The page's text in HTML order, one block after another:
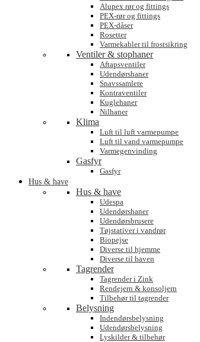
Alupex rør og fittings
PEX-rør og fittings
PEX-dåser
Rosetter
Varmekabler til frostsikring
Ventiler & stophaner
Aftapsventiler
Udendørshaner
Snavssamlere
Kontraventiler
Kuglehaner
Nilhaner
Klima
Luft til luft varmepumpe
Luft til vand varmepumpe
Varmegenvinding
Gasfyr
Gasfyr
Hus & have
Hus & have
Udespa
Udendørshaner
Udendørsbrusere
Tøjstativer i vandrør
Biopejse
Diverse til hjemme
Diverse til haven
Tagrender
Tagrender i Zink
Rendejern & konsoljern
Tilbehør til tagrender
Belysning
Indendørsbelysning
Udendørsbelysning
Lyskilder & tilbehør